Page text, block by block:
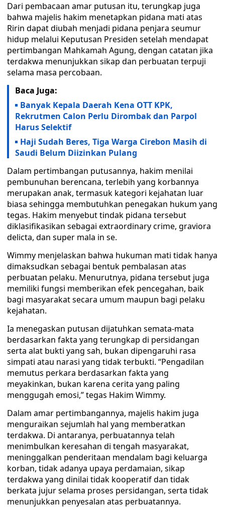
Dari pembacaan amar putusan itu, terungkap juga
bahwa majelis hakim menetapkan pidana mati atas
Ririn dapat diubah menjadi pidana penjara seumur
hidup melalui Keputusan Presiden setelah mendapat
pertimbangan Mahkamah Agung, dengan catatan jika
terdakwa menunjukkan sikap dan perbuatan terpuji
selama masa percobaan.
Baca Juga:
Banyak Kepala Daerah Kena OTT KPK,
Rekrutmen Calon Perlu Dirombak dan Parpol
Harus Selektif
Haji Sudah Beres, Tiga Warga Cirebon Masih di
Saudi Belum Diizinkan Pulang
Dalam pertimbangan putusannya, hakim menilai
pembunuhan berencana, terlebih yang korbannya
merupakan anak, termasuk kategori kejahatan luar
biasa sehingga membutuhkan penegakan hukum yang
tegas. Hakim menyebut tindak pidana tersebut
diklasifikasikan sebagai extraordinary crime, graviora
delicta, dan super mala in se.
Wimmy menjelaskan bahwa hukuman mati tidak hanya
dimaksudkan sebagai bentuk pembalasan atas
perbuatan pelaku. Menurutnya, pidana tersebut juga
memiliki fungsi memberikan efek pencegahan, baik
bagi masyarakat secara umum maupun bagi pelaku
kejahatan.
Ia menegaskan putusan dijatuhkan semata-mata
berdasarkan fakta yang terungkap di persidangan
serta alat bukti yang sah, bukan dipengaruhi rasa
simpati atau narasi yang tidak terbukti. “Pengadilan
memutus perkara berdasarkan fakta yang
meyakinkan, bukan karena cerita yang paling
menggugah emosi,” tegas Hakim Wimmy.
Dalam amar pertimbangannya, majelis hakim juga
menguraikan sejumlah hal yang memberatkan
terdakwa. Di antaranya, perbuatannya telah
menimbulkan keresahan di tengah masyarakat,
meninggalkan penderitaan mendalam bagi keluarga
korban, tidak adanya upaya perdamaian, sikap
terdakwa yang dinilai tidak kooperatif dan tidak
berkata jujur selama proses persidangan, serta tidak
menunjukkan penyesalan atas perbuatannya.